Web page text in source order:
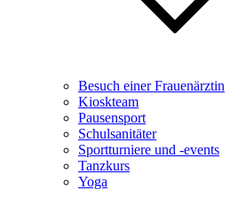
Besuch einer Frauenärztin
Kioskteam
Pausensport
Schulsanitäter
Sportturniere und -events
Tanzkurs
Yoga